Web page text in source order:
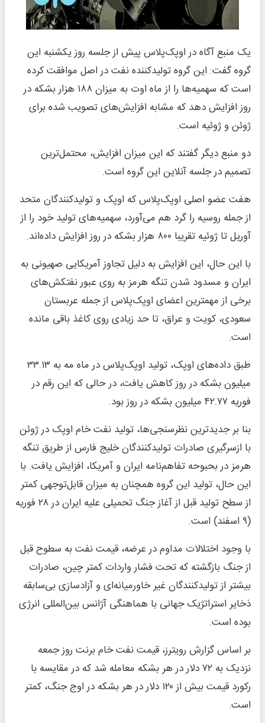
یک منبع آگاه در اوپک‌پلاس پیش از جلسه روز یکشنبه این
گروه گفت: این گروه تولیدکننده نفت در اصل موافقت کرده
است که سهمیه‌ها را از ماه اوت به میزان ۱۸۸ هزار بشکه در
روز افزایش دهد که مشابه افزایش‌های تصویب شده برای
ژوئن و ژوئیه است.
دو منبع دیگر گفتند که این میزان افزایش، محتمل‌ترین
تصمیم در جلسه آنلاین این گروه است.
هفت عضو اصلی اوپک‌پلاس که اوپک و تولیدکنندگان متحد
از جمله روسیه را گرد هم می‌آورد، سهمیه‌های تولید خود را از
آوریل تا ژوئیه تقریبا ۸۰۰ هزار بشکه در روز افزایش داده‌اند.
با این حال، این افزایش به دلیل تجاوز آمریکایی صهیونی به
ایران و مسدود شدن تنگه هرمز به روی عبور نفتکش‌های
برخی از مهمترین اعضای اوپک‌پلاس از جمله عربستان
سعودی، کویت و عراق، تا حد زیادی روی کاغذ باقی مانده
است.
طبق داده‌های اوپک، تولید اوپک‌پلاس در ماه مه به ۳۳.۱۳
میلیون بشکه در روز کاهش یافت، در حالی که این رقم در
فوریه ۴۲.۷۷ میلیون بشکه در روز بود.
بنا بر جدیدترین نظرسنجی‌ها، تولید نفت خام اوپک در ژوئن
با ازسرگیری صادرات تولیدکنندگان خلیج فارس از طریق تنگه
هرمز در بحبوحه تفاهم‌نامه ایران و آمریکا، افزایش یافت. با
این حال، تولید این گروه همچنان به میزان قابل‌توجهی کمتر
از سطح تولید قبل از آغاز جنگ تحمیلی علیه ایران در ۲۸ فوریه
(۹ اسفند) است.
با وجود اختلالات مداوم در عرضه، قیمت نفت به سطوح قبل
از جنگ بازگشته که تحت فشار واردات کمتر چین، صادرات
بیشتر از تولیدکنندگان غیر خاورمیانه‌ای و آزادسازی بی‌سابقه
ذخایر استراتژیک جهانی با هماهنگی آژانس بین‌المللی انرژی
بوده است.
بر اساس گزارش رویترز، قیمت نفت خام برنت روز جمعه
نزدیک به ۷۲ دلار در هر بشکه معامله شد که در مقایسه با
رکورد قیمت بیش از ۱۲۰ دلار در هر بشکه در اوج جنگ، کمتر
است.